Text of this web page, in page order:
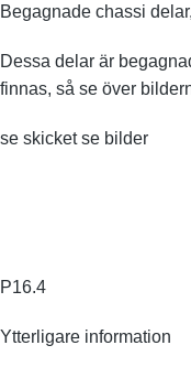
Begagnade chassi
Dessa delar är
finnas, så se över
se skicket se bilder
P16.4
Ytterligare information